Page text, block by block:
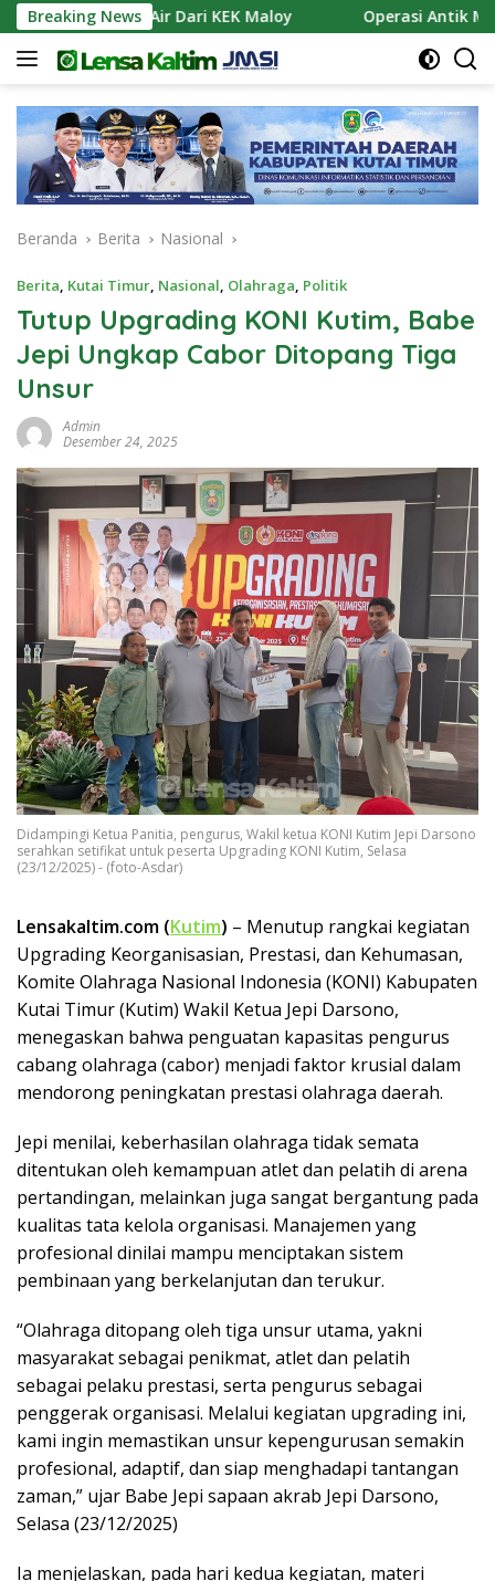
Langsung
ke
konten
Breaking News
Pasokan Air Dari KEK Maloy Operasi Antik
Beranda Berita Nasional
Berita, Kutai Timur, Nasional, Olahraga, Politik
Tutup Upgrading KONI Kutim, Babe
Jepi Ungkap Cabor Ditopang Tiga
Unsur
Admin
Desember 24, 2025
Didampingi Ketua Panitia, pengurus, Wakil ketua KONI Kutim Jepi Darsono
serahkan setifikat untuk peserta Upgrading KONI Kutim, Selasa
(23/12/2025) - (foto-Asdar)
Lensakaltim.com (Kutim) – Menutup rangkai kegiatan
Upgrading Keorganisasian, Prestasi, dan Kehumasan,
Komite Olahraga Nasional Indonesia (KONI) Kabupaten
Kutai Timur (Kutim) Wakil Ketua Jepi Darsono,
menegaskan bahwa penguatan kapasitas pengurus
cabang olahraga (cabor) menjadi faktor krusial dalam
mendorong peningkatan prestasi olahraga daerah.
Jepi menilai, keberhasilan olahraga tidak semata
ditentukan oleh kemampuan atlet dan pelatih di arena
pertandingan, melainkan juga sangat bergantung pada
kualitas tata kelola organisasi. Manajemen yang
profesional dinilai mampu menciptakan sistem
pembinaan yang berkelanjutan dan terukur.
“Olahraga ditopang oleh tiga unsur utama, yakni
masyarakat sebagai penikmat, atlet dan pelatih
sebagai pelaku prestasi, serta pengurus sebagai
penggerak organisasi. Melalui kegiatan upgrading ini,
kami ingin memastikan unsur kepengurusan semakin
profesional, adaptif, dan siap menghadapi tantangan
zaman,” ujar Babe Jepi sapaan akrab Jepi Darsono,
Selasa (23/12/2025)
Ia menjelaskan, pada hari kedua kegiatan, materi